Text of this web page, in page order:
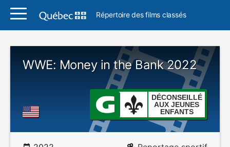
Répertoire des films classés
WWE: Money in the Bank 2022
DÉCONSEILLÉ
AUX JEUNES
ENFANTS